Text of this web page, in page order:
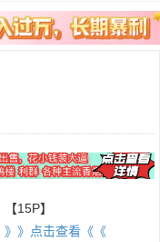
15P】
》》点击查看《《